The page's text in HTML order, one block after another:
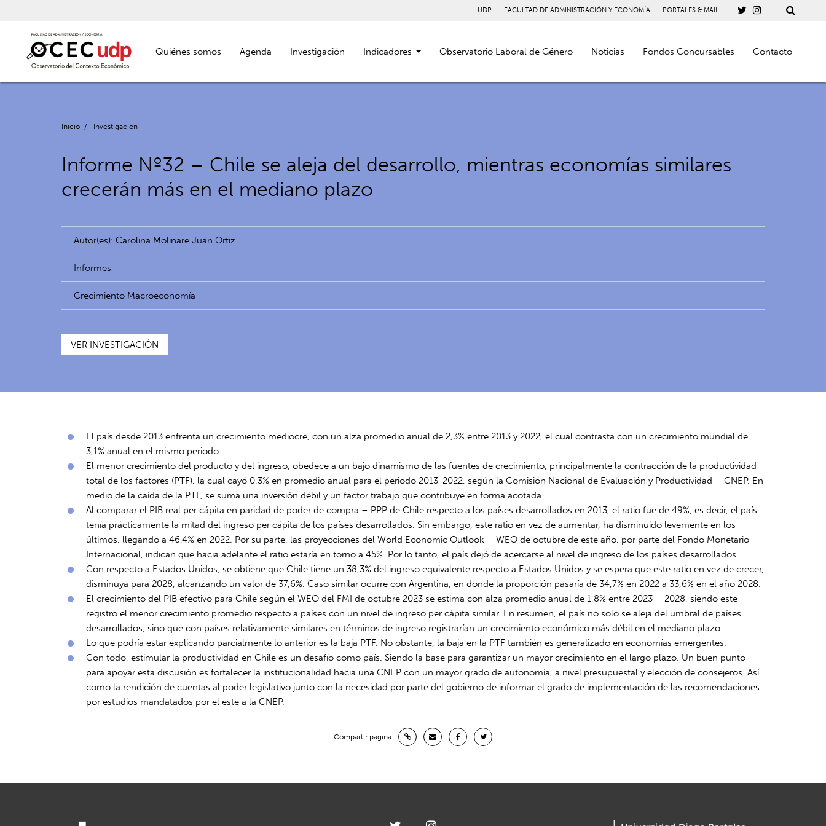
UDP FACULTAD DE ADMINISTRACIÓN Y ECONOMÍA PORTALES & MAIL
Quiénes somos Agenda Investigación Indicadores Observatorio Laboral de Género Noticias Fondos Concursables Contacto
Inicio / Investigación
Informe Nº32 – Chile se aleja del desarrollo, mientras economías similares
crecerán más en el mediano plazo
Autor(es): Carolina Molinare Juan Ortiz
Informes
Crecimiento Macroeconomía
VER INVESTIGACIÓN
El país desde 2013 enfrenta un crecimiento mediocre, con un alza promedio anual de 2,3% entre 2013 y 2022, el cual contrasta con un crecimiento mundial de
3,1% anual en el mismo periodo.
El menor crecimiento del producto y del ingreso, obedece a un bajo dinamismo de las fuentes de crecimiento, principalmente la contracción de la productividad
total de los factores (PTF), la cual cayó 0,3% en promedio anual para el periodo 2013-2022, según la Comisión Nacional de Evaluación y Productividad – CNEP. En
medio de la caída de la PTF, se suma una inversión débil y un factor trabajo que contribuye en forma acotada.
Al comparar el PIB real per cápita en paridad de poder de compra – PPP de Chile respecto a los países desarrollados en 2013, el ratio fue de 49%, es decir, el país
tenía prácticamente la mitad del ingreso per cápita de los países desarrollados. Sin embargo, este ratio en vez de aumentar, ha disminuido levemente en los
últimos, llegando a 46,4% en 2022. Por su parte, las proyecciones del World Economic Outlook – WEO de octubre de este año, por parte del Fondo Monetario
Internacional, indican que hacia adelante el ratio estaría en torno a 45%. Por lo tanto, el país dejó de acercarse al nivel de ingreso de los países desarrollados.
Con respecto a Estados Unidos, se obtiene que Chile tiene un 38,3% del ingreso equivalente respecto a Estados Unidos y se espera que este ratio en vez de crecer,
disminuya para 2028, alcanzando un valor de 37,6%. Caso similar ocurre con Argentina, en donde la proporción pasaría de 34,7% en 2022 a 33,6% en el año 2028.
El crecimiento del PIB efectivo para Chile según el WEO del FMI de octubre 2023 se estima con alza promedio anual de 1,8% entre 2023 – 2028, siendo este
registro el menor crecimiento promedio respecto a países con un nivel de ingreso per cápita similar. En resumen, el país no solo se aleja del umbral de países
desarrollados, sino que con países relativamente similares en términos de ingreso registrarían un crecimiento económico más débil en el mediano plazo.
Lo que podría estar explicando parcialmente lo anterior es la baja PTF. No obstante, la baja en la PTF también es generalizado en economías emergentes.
Con todo, estimular la productividad en Chile es un desafío como país. Siendo la base para garantizar un mayor crecimiento en el largo plazo. Un buen punto
para apoyar esta discusión es fortalecer la institucionalidad hacia una CNEP con un mayor grado de autonomía, a nivel presupuestal y elección de consejeros. Así
como la rendición de cuentas al poder legislativo junto con la necesidad por parte del gobierno de informar el grado de implementación de las recomendaciones
por estudios mandatados por el este a la CNEP.
Compartir página